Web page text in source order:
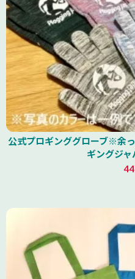
公式プロギンググローブ※余
ギングジャ